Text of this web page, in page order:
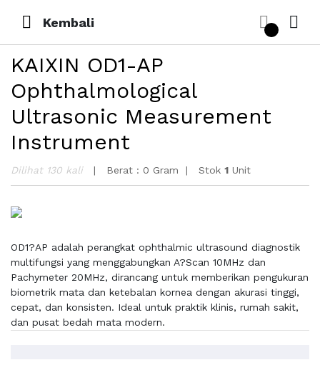
Kembali
KAIXIN OD1-AP
Ophthalmological
Ultrasonic Measurement
Instrument
Dilihat 130 kali Berat : 0 Gram Stok 1 Unit
OD1?AP adalah perangkat ophthalmic ultrasound diagnostik
multifungsi yang menggabungkan A?Scan 10MHz dan
Pachymeter 20MHz, dirancang untuk memberikan pengukuran
biometrik mata dan ketebalan kornea dengan akurasi tinggi,
cepat, dan konsisten. Ideal untuk praktik klinis, rumah sakit,
dan pusat bedah mata modern.